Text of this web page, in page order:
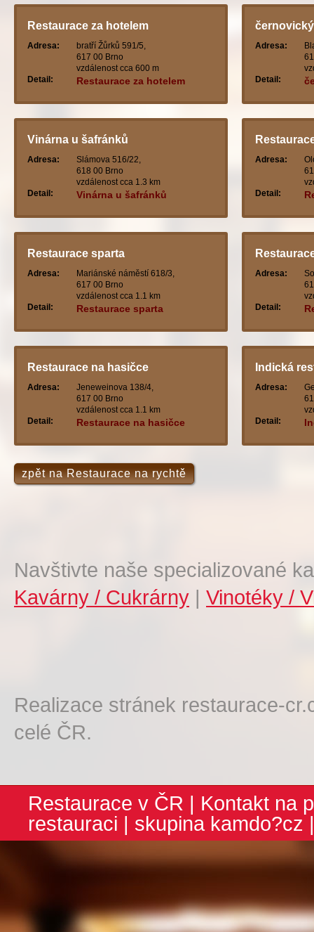
Restaurace za hotelem
Adresa:
bratří Žůrků 591/5,
617 00 Brno
vzdálenost cca 600 m
Detail:
Restaurace za hotelem
Adresa:
Detail:
Vinárna u šafránků
Adresa:
Slámova 516/22,
618 00 Brno
vzdálenost cca 1.3 km
Detail:
Vinárna u šafránků
Adresa:
Detail:
Restaurace sparta
Adresa:
Mariánské náměstí 618/3,
617 00 Brno
vzdálenost cca 1.1 km
Detail:
Restaurace sparta
Adresa:
Detail:
Restaurace na hasičce
Adresa:
Jeneweinova 138/4,
617 00 Brno
vzdálenost cca 1.1 km
Detail:
Restaurace na hasičce
Indická
Adresa:
Detail:
zpět na Restaurace na rychtě
Navštivte naše specializované
Kavárny / Cukrárny | Vinotéky /
Realizace stránek restaurace-
celé ČR.
Restaurace v ČR | Kontakt na
restauraci | skupina kamdo?cz |